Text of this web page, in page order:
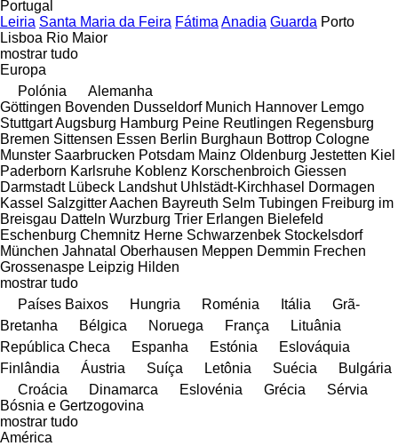
Portugal
Leiria Santa Maria da Feira Fátima Anadia Guarda Porto
Lisboa Rio Maior
mostrar tudo
Europa
Polónia
Alemanha
Göttingen Bovenden Dusseldorf Munich Hannover Lemgo
StuttgartAugsburg Hamburg Peine Reutlingen Regensburg
Bremen Sittensen Essen Berlin Burghaun Bottrop Cologne
Munster Saarbrucken Potsdam Mainz Oldenburg Jestetten Kiel
Paderborn Karlsruhe Koblenz Korschenbroich Giessen
Darmstadt Lübeck Landshut Uhlstädt-Kirchhasel Dormagen
Kassel SalzgitterAachen Bayreuth Selm Tubingen Freiburg im
Breisgau Datteln Wurzburg Trier Erlangen Bielefeld
Eschenburg Chemnitz Herne Schwarzenbek Stockelsdorf
München Jahnatal Oberhausen Meppen Demmin Frechen
Grossenaspe Leipzig Hilden
mostrar tudo
Países Baixos
Hungria Roménia Itália
Grã-
Bretanha
Bélgica Noruega França
Lituânia
República Checa
Espanha Estónia
Eslováquia
Finlândia
Áustria Suíça Letônia Suécia
Bulgária
Croácia
Dinamarca Eslovénia Grécia
Sérvia
Bósnia e Gertzogovina
mostrar tudo
América